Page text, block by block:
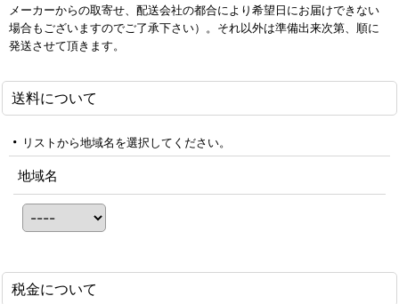
メーカーからの取寄せ、配送会社の都合により希望日にお届けできない
場合もございますのでご了承下さい）。それ以外は準備出来次第、順に
発送させて頂きます。
送料について
リストから地域名を選択してください。
地域名
税金について